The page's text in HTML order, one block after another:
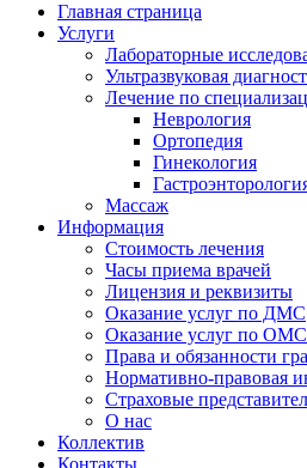
Главная страница
Услуги
Лабораторные
Ультразвуковая
Лечение по
Неврология
Ортопедия
Гинекология
Массаж
Информация
Стоимость лечения
Часы приема врачей
Лицензия и реквизиты
Оказание услуг по ДМС
Оказание услуг по ОМС
Права и обязанности
Нормативно-правовая
Страховые
О нас
Коллектив
Контакты